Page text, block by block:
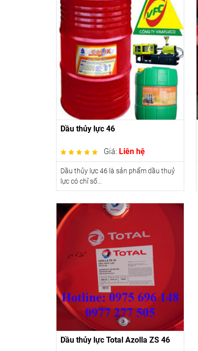
Dầu thủy lực 46
Giá: Liên hệ
Dầu thủy lực 46 là sản phẩm dầu thuỷ
lực có chỉ số...
Dầu thủy lực Total Azolla ZS 46